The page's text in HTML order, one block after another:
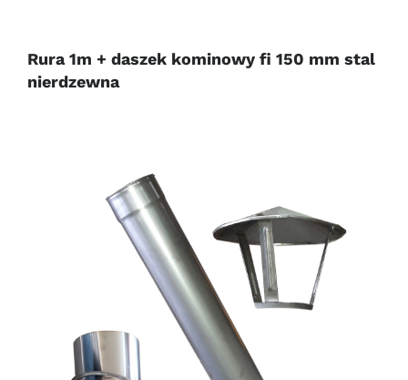
Rura 1m + daszek kominowy fi 150 mm stal
nierdzewna